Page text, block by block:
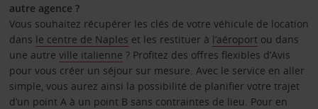
autre agence ?
Vous souhaitez récupérer les clés de votre véhicule de location
dans le centre de Naples et les restituer à l’aéroportou dans
une autre ville italienne ? Profitez des offres flexibles d’Avis
pour vous créer un séjour sur mesure. Avec le service en aller
simple, vous aurez ainsi la possibilité de planifier votre trajet
d’un point A à un point B sans contraintes de lieu. Pour en